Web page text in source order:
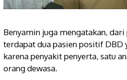
Benyamin juga mengatakan, dari
terdapat dua pasien positif DBD
karena penyakit penyerta, satu
orang dewasa.